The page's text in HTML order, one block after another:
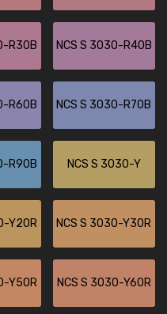
R30B NCS S 3030-R40B
R60B NCS S 3030-R70B
R90B NCS S 3030-Y
Y20R NCS S 3030-Y30R
Y50R NCS S 3030-Y60R